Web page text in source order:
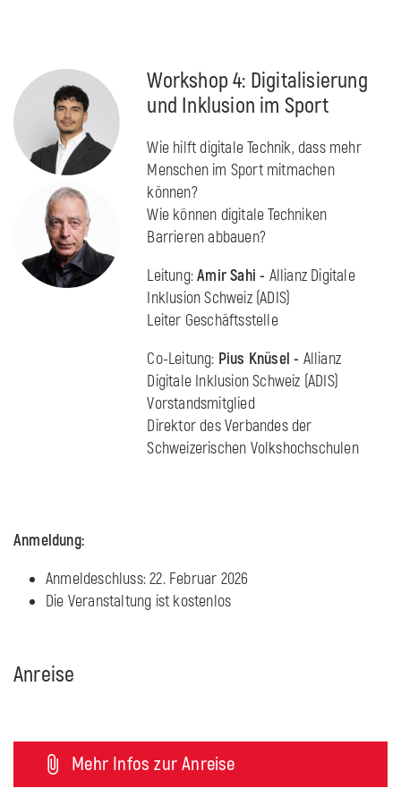
Workshop 4: Digitalisierung
und Inklusion im Sport
Wie hilft digitale Technik, dass mehr
Menschen im Sport mitmachen
können?
Wie können digitale Techniken
Barrieren abbauen?
Leitung:Amir Sahi - Allianz Digitale
Inklusion Schweiz (ADIS)
Leiter Geschäftsstelle
Co-Leitung: Pius Knüsel - Allianz
Digitale Inklusion Schweiz (ADIS)
Vorstandsmitglied
Direktor des Verbandes der
Schweizerischen Volkshochschulen
Anmeldung:
Anmeldeschluss: 22. Februar 2026
Die Veranstaltung ist kostenlos
Anreise
Mehr Infos zur Anreise